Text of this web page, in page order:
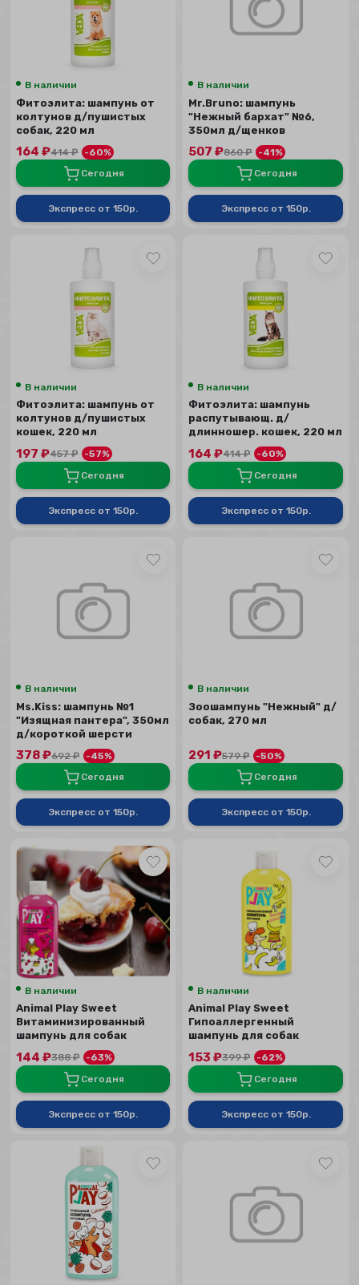
В наличии
Фитоэлита: шампунь от
колтунов д/пушистых
собак, 220 мл
164₽414₽
-60%
Сегодня
Экспресс от 150р.
В наличии
Mr.Bruno: шампунь
"Нежный бархат" №6,
350мл д/щенков
507₽860₽
-41%
Сегодня
Экспресс от 150р.
В наличии
Фитоэлита: шампунь от
колтунов д/пушистых
кошек, 220 мл
197₽457₽
-57%
Сегодня
Экспресс от 150р.
В наличии
Фитоэлита: шампунь
распутывающ. д/
длинношер. кошек, 220 мл
164₽414₽
-60%
Сегодня
Экспресс от 150р.
В наличии
Ms.Kiss: шампунь №1
"Изящная пантера", 350мл
д/короткой шерсти
378₽692₽
-45%
Сегодня
Экспресс от 150р.
В наличии
Зоошампунь "Нежный" д/
собак, 270 мл
291₽579₽
-50%
Сегодня
Экспресс от 150р.
В наличии
Animal Play Sweet
Витаминизированный
шампунь для собак
Вишневый пай, 300 мл
144₽388₽
-63%
Сегодня
Экспресс от 150р.
В наличии
Animal Play Sweet
Гипоаллергенный
шампунь для собак
Банановый панкейк, 300
мл
153₽399₽
-62%
Сегодня
Экспресс от 150р.